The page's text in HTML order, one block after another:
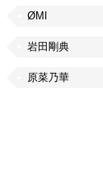
ØMI
岩田剛典
原菜乃華